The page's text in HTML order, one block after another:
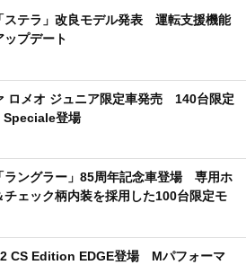
ステラ」改良モデル発表 運転支援機能
ップデート
ロメオ ジュニア限定車発売 140台限定
登場
ラングラー」85周年記念車登場 専用ホ
チェック柄内装を採用した100台限定モ
CS Edition EDGE登場 Mパフォーマ